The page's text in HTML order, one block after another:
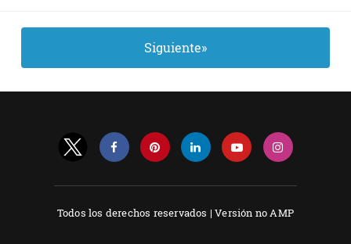
Siguiente»
Todos los derechos reservados |Versión no AMP